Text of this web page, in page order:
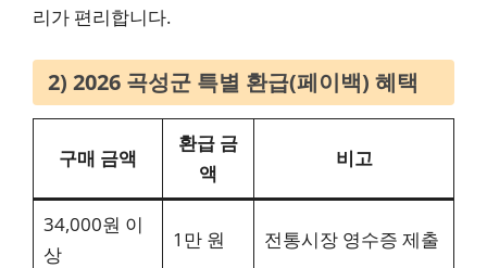
리가 편리합니다.
2) 2026 곡성군 특별 환급(페이백) 혜택
구매 금액
환급 금
액
비고
34,000원 이
상
1만 원 전통시장 영수증 제출